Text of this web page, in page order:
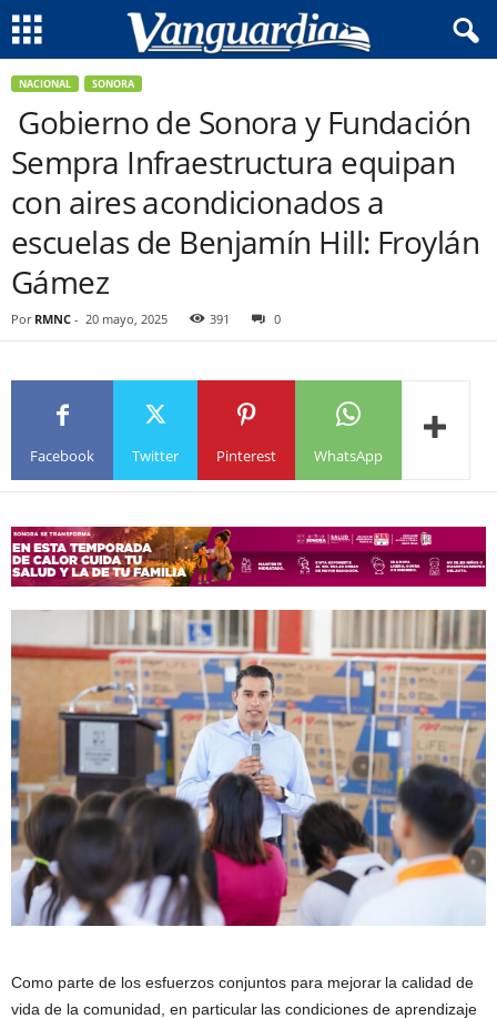
NACIONAL SONORA
Gobierno de Sonora y Fundación
Sempra Infraestructura equipan
con aires acondicionados a
escuelas de Benjamín Hill: Froylán
Gámez
Por RMNC - 20 mayo, 2025 391 0
Facebook Twitter Pinterest WhatsApp
Como parte de los esfuerzos conjuntos para mejorar la calidad de
vida de la comunidad, en particular las condiciones de aprendizaje